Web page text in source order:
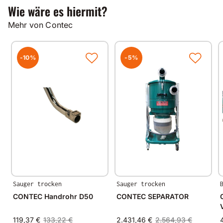
Wie wäre es hiermit?
Mehr von Contec
-10%
Sauger trocken
CONTEC Handrohr D50
119,37 € 133,22 €
-5%
Sauger trocken
CONTEC SEPARATOR
2.431,46 € 2.564,93 €